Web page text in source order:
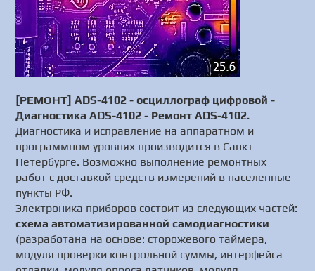
[РЕМОНТ] ADS-4102 - осциллограф цифровой -
Диагностика ADS-4102 - Ремонт ADS-4102.
Диагностика и исправление на аппаратном и
программном уровнях производится в Санкт-
Петербурге. Возможно выполнение ремонтных
работ с доставкой средств измерений в населенные
пункты РФ.
Электроника приборов состоит из следующих частей:
схема автоматизированной самодиагностики
(разработана на основе: сторожевого таймера,
модуля проверки контрольной суммы, интерфейса